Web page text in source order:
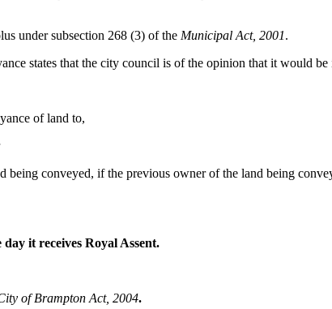
under subsection 268 (3) of the Municipal Act, 2001.
states that the city council is of the opinion that it would
of land to,
being conveyed, if the previous owner of the land being
it receives Royal Assent.
of Brampton Act, 2004.